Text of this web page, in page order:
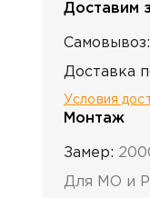
Доставим
Самовывоз:
Доставка
Условия
Монтаж
Замер:
Для МО и